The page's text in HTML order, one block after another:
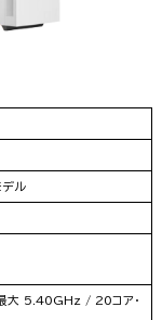
ル
大 5.40GHz / 20コア・